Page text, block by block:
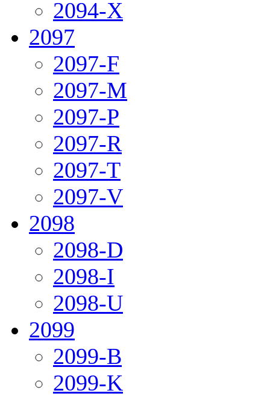
2094-X
2097
2097-F
2097-M
2097-P
2097-R
2097-T
2097-V
2098
2098-D
2098-I
2098-U
2099
2099-B
2099-K